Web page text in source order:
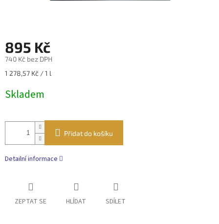
895 Kč
740 Kč bez DPH
Měrná
1 278,57 Kč / 1 l
Skladem
Přidat do košíku
Detailní informace
ZEPTAT SE HLÍDAT SDÍLET